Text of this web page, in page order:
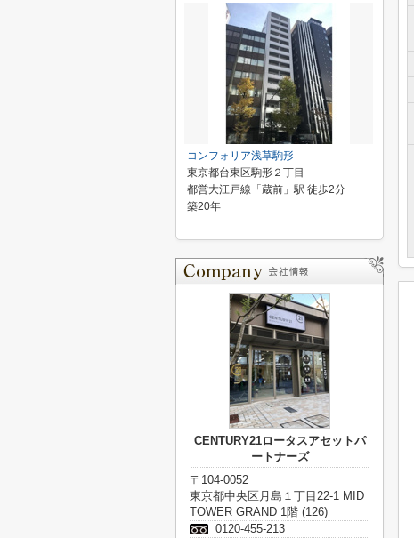
コンフォリア浅草駒形
東京都台東区駒形２丁目
都営大江戸線「蔵前」駅 徒歩2分
築20年
CENTURY21ロータスアセットパ
ートナーズ
〒104-0052
東京都中央区月島１丁目22-1 MID
TOWER GRAND 1階 (126)
0120-455-213